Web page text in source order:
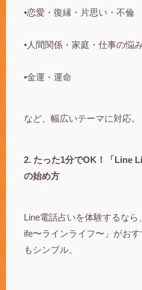
•恋愛・復縁・片思い・不倫
•人間関係・家庭・仕事の悩み
•金運・運命
など、幅広いテーマに対応。
2. たった1分でOK！「Line
の始め方
Line電話占いを体験するな
ife〜ラインライフ〜」がお
もシンプル。